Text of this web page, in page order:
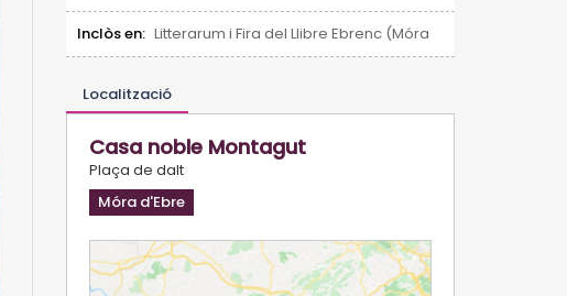
Inclòs en: Litterarum i Fira del Llibre Ebrenc (Móra d'Ebre)
Localització
Casa noble Montagut
Plaça de dalt
Móra d'Ebre